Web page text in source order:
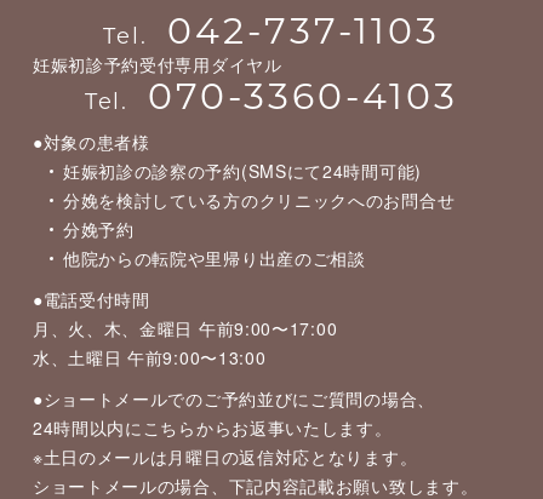
Tel. 042-737-1103
妊娠初診予約受付専用ダイヤル
Tel. 070-3360-4103
●対象の患者様
妊娠初診の診察の予約(SMSにて24時間可能)
分娩を検討している方のクリニックへのお問合せ
分娩予約
他院からの転院や里帰り出産のご相談
●電話受付時間
月、火、木、金曜日 午前9:00〜17:00
水、土曜日 午前9:00〜13:00
●ショートメールでのご予約並びにご質問の場合、
24時間以内にこちらからお返事いたします。
※土日のメールは月曜日の返信対応となります。
ショートメールの場合、下記内容記載お願い致します。